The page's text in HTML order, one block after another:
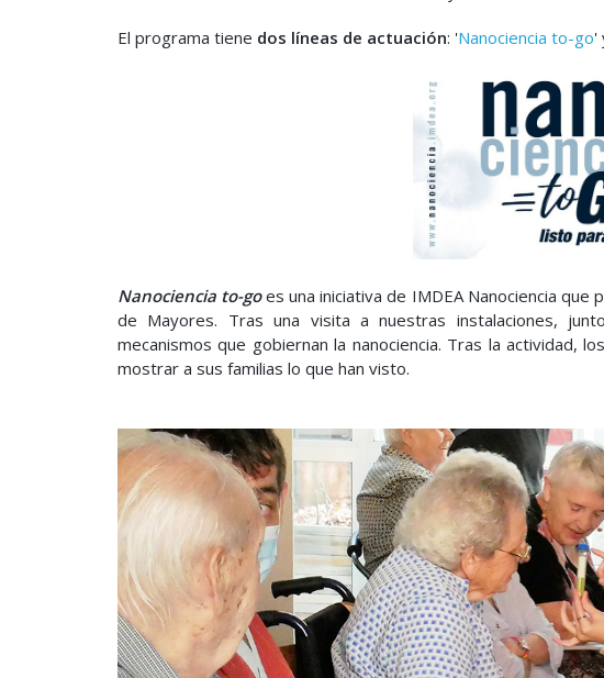
El programa tiene dos líneas de actuación: 'Nanociencia to-go'
Nanociencia to-goes una iniciativa de IMDEA Nanociencia que
de Mayores. Tras una visita a nuestras instalaciones,
mecanismos que gobiernan la nanociencia. Tras la actividad,
mostrar a sus familias lo que han visto.